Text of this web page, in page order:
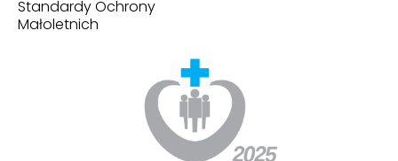
Standardy Ochrony
Małoletnich